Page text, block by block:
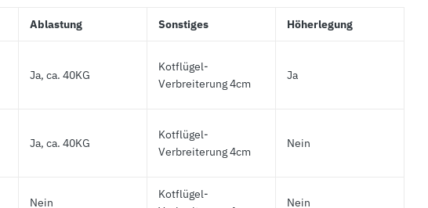
Ablastung Sonstiges Höherlegung
Ja, ca. 40KG
Kotflügel-
Verbreiterung 4cm
Ja
Ja, ca. 40KG
Kotflügel-
Verbreiterung 4cm
Nein
Nein
Kotflügel-
Nein